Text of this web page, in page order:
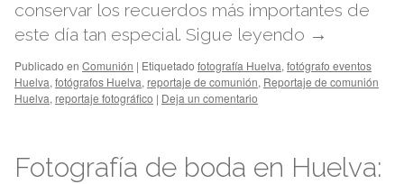
conservar los recuerdos más importantes de
este día tan especial. Sigue leyendo →
Publicado en Comunión | Etiquetado fotografía Huelva, fotógrafo eventos
Huelva, fotógrafos Huelva, reportaje de comunión, Reportaje de comunión
Huelva, reportaje fotográfico | Deja un comentario
Fotografía de boda en Huelva: